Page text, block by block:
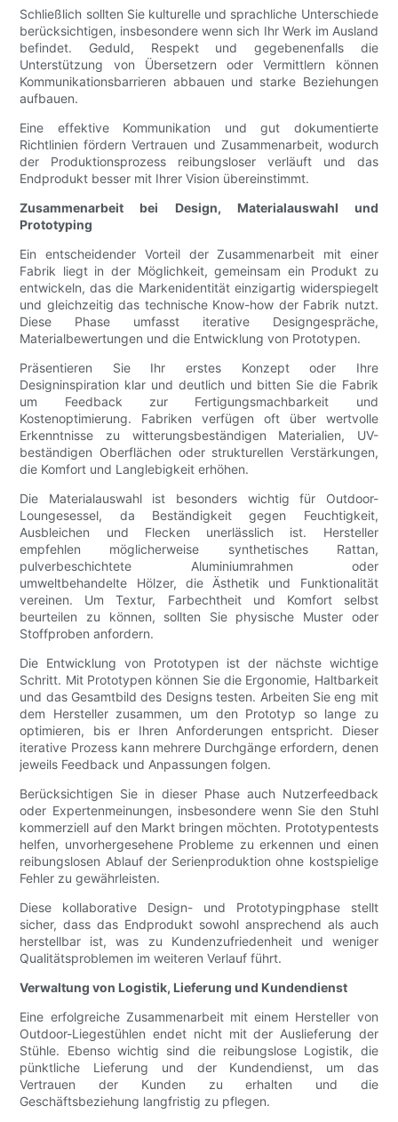
Schließlich sollten Sie kulturelle und sprachliche Unterschiede
berücksichtigen, insbesondere wenn sich Ihr Werk im Ausland
befindet. Geduld, Respekt und gegebenenfalls die
Unterstützung von Übersetzern oder Vermittlern können
Kommunikationsbarrieren abbauen und starke Beziehungen
aufbauen.
Eine effektive Kommunikation und gut dokumentierte
Richtlinien fördern Vertrauen und Zusammenarbeit, wodurch
der Produktionsprozess reibungsloser verläuft und das
Endprodukt besser mit Ihrer Vision übereinstimmt.
Zusammenarbeit bei Design, Materialauswahl und
Prototyping
Ein entscheidender Vorteil der Zusammenarbeit mit einer
Fabrik liegt in der Möglichkeit, gemeinsam ein Produkt zu
entwickeln, das die Markenidentität einzigartig widerspiegelt
und gleichzeitig das technische Know-how der Fabrik nutzt.
Diese Phase umfasst iterative Designgespräche,
Materialbewertungen und die Entwicklung von Prototypen.
Präsentieren Sie Ihr erstes Konzept oder Ihre
Designinspiration klar und deutlich und bitten Sie die Fabrik
um Feedback zur Fertigungsmachbarkeit und
Kostenoptimierung. Fabriken verfügen oft über wertvolle
Erkenntnisse zu witterungsbeständigen Materialien, UV-
beständigen Oberflächen oder strukturellen Verstärkungen,
die Komfort und Langlebigkeit erhöhen.
Die Materialauswahl ist besonders wichtig für Outdoor-
Loungesessel, da Beständigkeit gegen Feuchtigkeit,
Ausbleichen und Flecken unerlässlich ist. Hersteller
empfehlen möglicherweise synthetisches Rattan,
pulverbeschichtete Aluminiumrahmen oder
umweltbehandelte Hölzer, die Ästhetik und Funktionalität
vereinen. Um Textur, Farbechtheit und Komfort selbst
beurteilen zu können, sollten Sie physische Muster oder
Stoffproben anfordern.
Die Entwicklung von Prototypen ist der nächste wichtige
Schritt. Mit Prototypen können Sie die Ergonomie, Haltbarkeit
und das Gesamtbild des Designs testen. Arbeiten Sie eng mit
dem Hersteller zusammen, um den Prototyp so lange zu
optimieren, bis er Ihren Anforderungen entspricht. Dieser
iterative Prozess kann mehrere Durchgänge erfordern, denen
jeweils Feedback und Anpassungen folgen.
Berücksichtigen Sie in dieser Phase auch Nutzerfeedback
oder Expertenmeinungen, insbesondere wenn Sie den Stuhl
kommerziell auf den Markt bringen möchten. Prototypentests
helfen, unvorhergesehene Probleme zu erkennen und einen
reibungslosen Ablauf der Serienproduktion ohne kostspielige
Fehler zu gewährleisten.
Diese kollaborative Design- und Prototypingphase stellt
sicher, dass das Endprodukt sowohl ansprechend als auch
herstellbar ist, was zu Kundenzufriedenheit und weniger
Qualitätsproblemen im weiteren Verlauf führt.
Verwaltung von Logistik, Lieferung und Kundendienst
Eine erfolgreiche Zusammenarbeit mit einem Hersteller von
Outdoor-Liegestühlen endet nicht mit der Auslieferung der
Stühle. Ebenso wichtig sind die reibungslose Logistik, die
pünktliche Lieferung und der Kundendienst, um das
Vertrauen der Kunden zu erhalten und die
Geschäftsbeziehung langfristig zu pflegen.